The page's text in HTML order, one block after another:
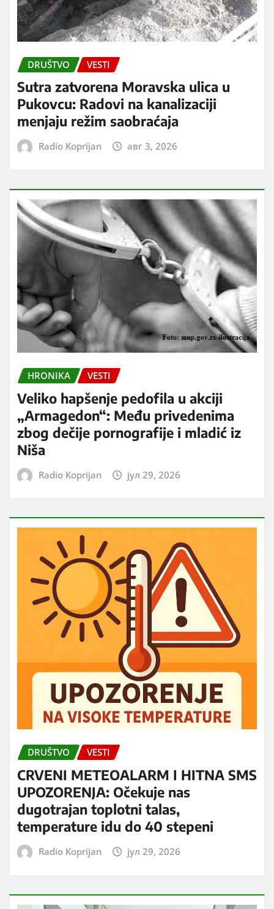
DRUŠTVO VESTI
Sutra zatvorena Moravska ulica u
Pukovcu: Radovi na kanalizaciji
menjaju režim saobraćaja
Radio Koprijan авг 3, 2026
HRONIKA VESTI
Veliko hapšenje pedofila u akciji
„Armagedon“: Među privedenima
zbog dečije pornografije i mladić iz
Niša
Radio Koprijan јул 29, 2026
DRUŠTVO VESTI
CRVENI METEOALARM I HITNA SMS
UPOZORENJA: Očekuje nas
dugotrajan toplotni talas,
temperature idu do 40 stepeni
Radio Koprijan јул 29, 2026